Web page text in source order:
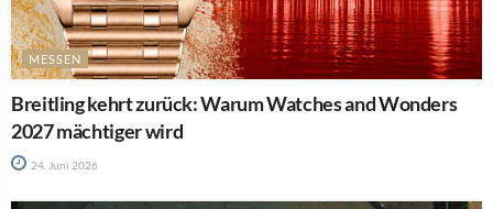
MESSEN
Breitling kehrt zurück: Warum Watches and Wonders
2027 mächtiger wird
24. Juni 2026